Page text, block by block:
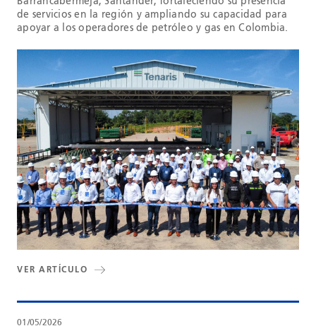
de servicios en la región y ampliando su capacidad para
apoyar a los operadores de petróleo y gas en Colombia.
VER ARTÍCULO
01/05/2026